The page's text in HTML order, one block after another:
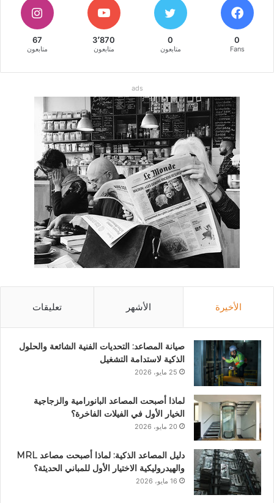
0
Fans
0
متابعون
3٬870
متابعون
67
متابعون
ads
الأخيرة الأشهر تعليقات
صيانة المصاعد: التحديات الفنية الشائعة والحلول
الذكية لاستدامة التشغيل
25 مايو، 2026
لماذا أصبحت المصاعد البانورامية والزجاجية
الخيار الأول في الفيلات الفاخرة؟
20 مايو، 2026
دليل المصاعد الذكية: لماذا أصبحت مصاعد MRL
والهيدروليكية الاختيار الأول للمباني الحديثة؟
16 مايو، 2026